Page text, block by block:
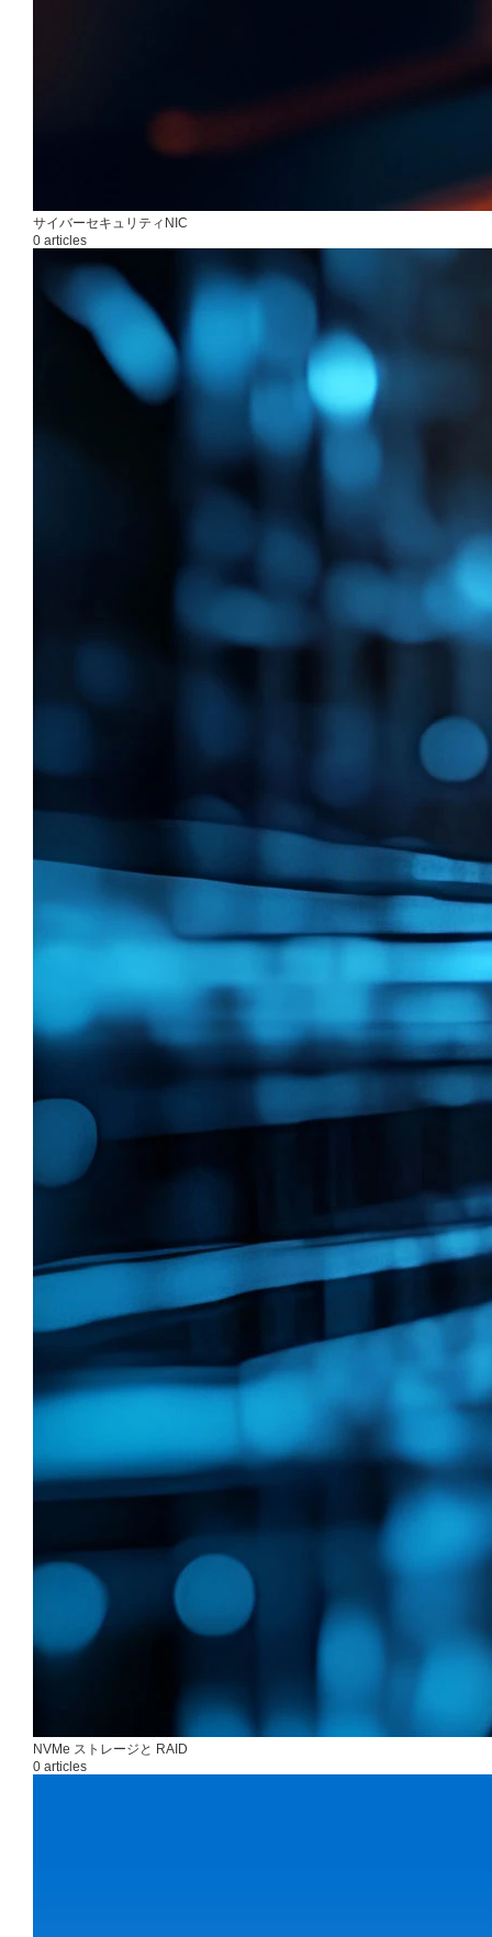
サイバーセキュリティNIC
0 articles
NVMe ストレージと RAID
0 articles